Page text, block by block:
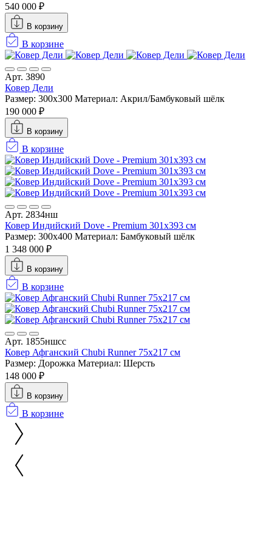
540 000 ₽
В корзину
В корзине
Арт. 3890
Ковер Дели
Размер: 300х300 Материал: Акрил/Бамбуковый шёлк
190 000 ₽
В корзину
В корзине
Арт. 2834нш
Ковер Индийский Dove - Premium 301x393 см
Размер: 300x400 Материал: Бамбуковый шёлк
1 348 000 ₽
В корзину
В корзине
Арт. 1855ншсс
Ковер Афганский Chubi Runner 75x217 см
Размер: Дорожка Материал: Шерсть
148 000 ₽
В корзину
В корзине